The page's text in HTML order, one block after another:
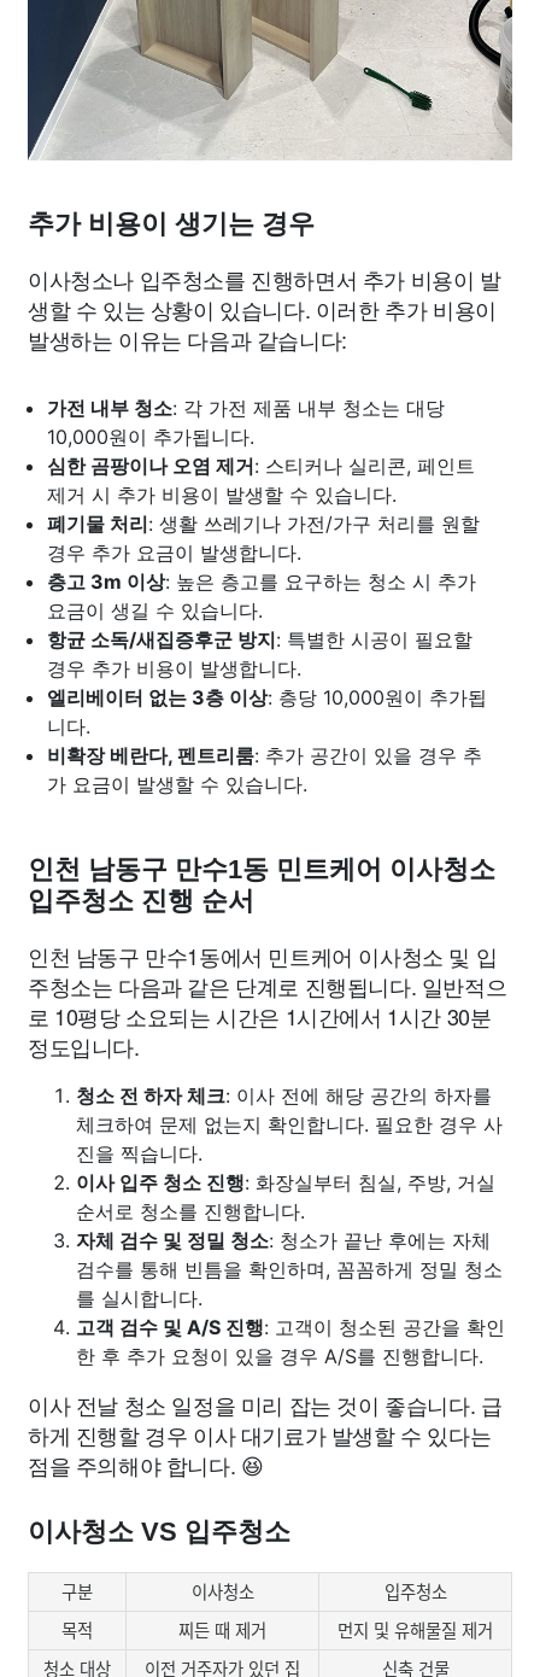
추가 비용이 생기는 경우
이사청소나 입주청소를 진행하면서 추가 비용이 발
생할 수 있는 상황이 있습니다. 이러한 추가 비용이
발생하는 이유는 다음과 같습니다:
가전 내부 청소: 각 가전 제품 내부 청소는 대당
10,000원이 추가됩니다.
심한 곰팡이나 오염 제거: 스티커나 실리콘, 페인트
제거 시 추가 비용이 발생할 수 있습니다.
폐기물 처리: 생활 쓰레기나 가전/가구 처리를 원할
경우 추가 요금이 발생합니다.
층고 3m 이상: 높은 층고를 요구하는 청소 시 추가
요금이 생길 수 있습니다.
항균 소독/새집증후군 방지: 특별한 시공이 필요할
경우 추가 비용이 발생합니다.
엘리베이터 없는 3층 이상: 층당 10,000원이 추가됩
니다.
비확장 베란다, 펜트리룸: 추가 공간이 있을 경우 추
가 요금이 발생할 수 있습니다.
인천 남동구 만수1동 민트케어 이사청소
입주청소 진행 순서
인천 남동구 만수1동에서 민트케어 이사청소 및 입
주청소는 다음과 같은 단계로 진행됩니다. 일반적으
로 10평당 소요되는 시간은 1시간에서 1시간 30분
정도입니다.
청소 전 하자 체크: 이사 전에 해당 공간의 하자를
체크하여 문제 없는지 확인합니다. 필요한 경우 사
진을 찍습니다.
이사 입주 청소 진행: 화장실부터 침실, 주방, 거실
순서로 청소를 진행합니다.
자체 검수 및 정밀 청소: 청소가 끝난 후에는 자체
검수를 통해 빈틈을 확인하며, 꼼꼼하게 정밀 청소
를 실시합니다.
고객 검수 및 A/S 진행: 고객이 청소된 공간을 확인
한 후 추가 요청이 있을 경우 A/S를 진행합니다.
이사 전날 청소 일정을 미리 잡는 것이 좋습니다. 급
하게 진행할 경우 이사 대기료가 발생할 수 있다는
점을 주의해야 합니다. 😆
이사청소 VS 입주청소
구분 이사청소
입주청소
목적
찌든 때 제거
먼지 및 유해물질 제거
청소 대상
이전 거주자가 있던 집 신축 건물